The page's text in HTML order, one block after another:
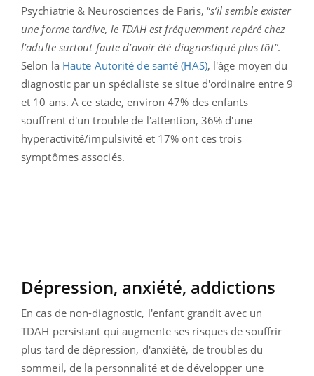
Psychiatrie & Neurosciences de Paris, “s’il semble exister
une forme tardive, le TDAH est fréquemment repéré chez
l’adulte surtout faute d’avoir été diagnostiqué plus tôt”.
Selon la Haute Autorité de santé (HAS), l'âge moyen du
diagnostic par un spécialiste se situe d'ordinaire entre 9
et 10 ans. A ce stade, environ 47% des enfants
souffrent d'un trouble de l'attention, 36% d'une
hyperactivité/impulsivité et 17% ont ces trois
symptômes associés.
Dépression, anxiété, addictions
En cas de non-diagnostic, l'enfant grandit avec un
TDAH persistant qui augmente ses risques de souffrir
plus tard de dépression, d'anxiété, de troubles du
sommeil, de la personnalité et de développer une